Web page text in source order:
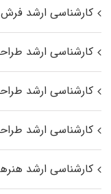
کارشناسی ارشد فرش
کارشناسی ارشد
کارشناسی ارشد
کارشناسی ارشد
کارشناسی ارشد